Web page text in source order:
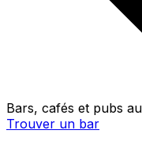
Bars, cafés et pubs
Trouver un bar